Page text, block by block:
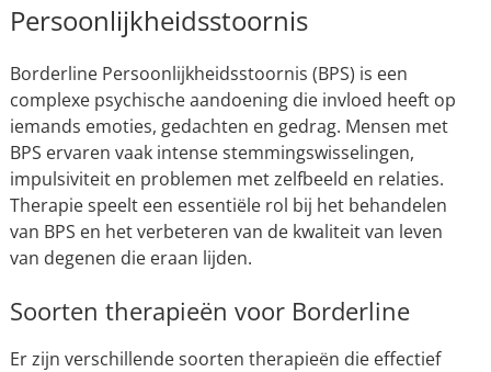
Persoonlijkheidsstoornis
Borderline Persoonlijkheidsstoornis (BPS) is een
complexe psychische aandoening die invloed heeft op
iemands emoties, gedachten en gedrag. Mensen met
BPS ervaren vaak intense stemmingswisselingen,
impulsiviteit en problemen met zelfbeeld en relaties.
Therapie speelt een essentiële rol bij het behandelen
van BPS en het verbeteren van de kwaliteit van leven
van degenen die eraan lijden.
Soorten therapieën voor Borderline
Er zijn verschillende soorten therapieën die effectief